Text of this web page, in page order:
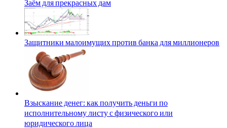
Заём для прекрасных дам
Защитники малоимущих против банка для миллионеров
Взыскание денег: как получить деньги по
исполнительному листу с физического или
юридического лица